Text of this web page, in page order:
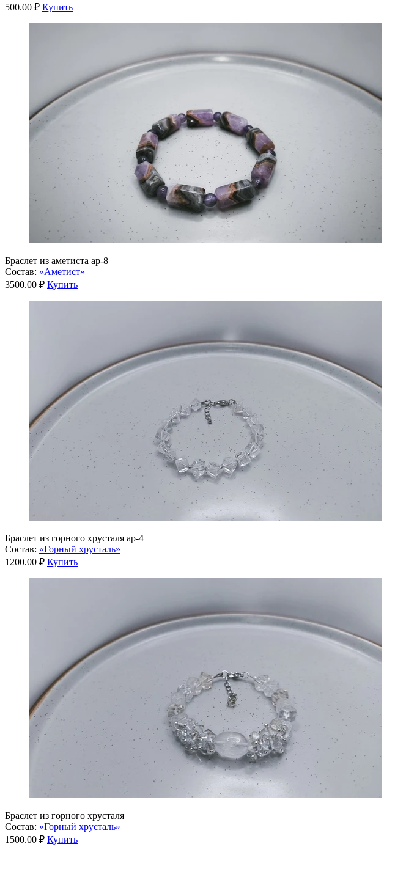
500.00 ₽ Купить
Браслет из аметиста ар-8
Состав: «Аметист»
3500.00 ₽ Купить
Браслет из горного хрусталя ар-4
Состав: «Горный хрусталь»
1200.00 ₽ Купить
Браслет из горного хрусталя
Состав: «Горный хрусталь»
1500.00 ₽ Купить